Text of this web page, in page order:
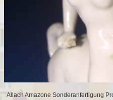
Allach Amazone Sonderanfertigung